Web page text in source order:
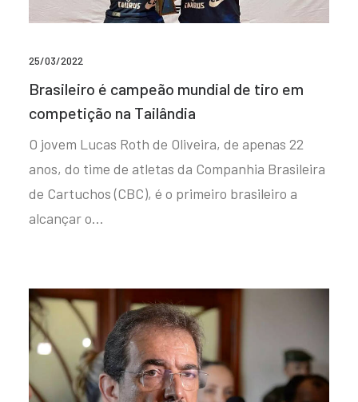
25/03/2022
Brasileiro é campeão mundial de tiro em
competição na Tailândia
O jovem Lucas Roth de Oliveira, de apenas 22
anos, do time de atletas da Companhia Brasileira
de Cartuchos (CBC), é o primeiro brasileiro a
alcançar o…